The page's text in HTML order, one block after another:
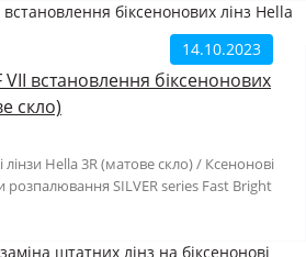
14.10.2023
VII встановлення біксенонових
скло)
лінзи Hella 3R (матове скло) / Ксенонові
розпалювання SILVER series Fast Bright